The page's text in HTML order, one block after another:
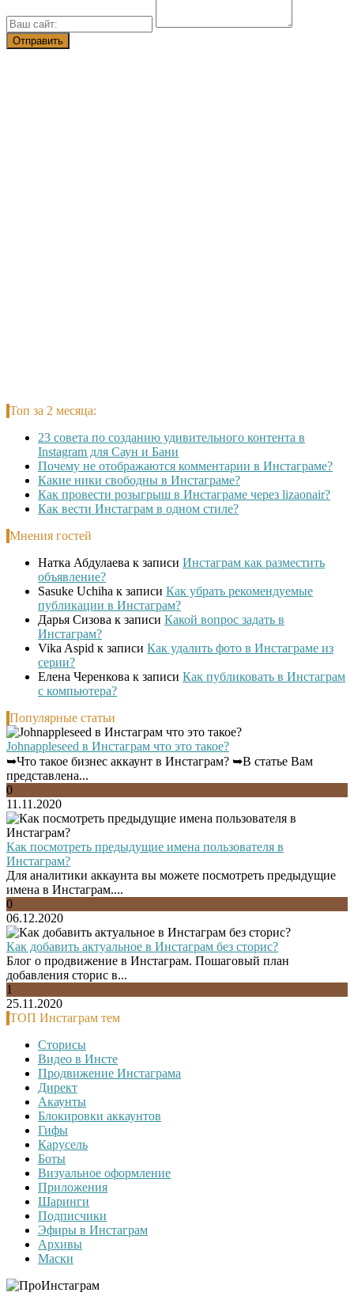
Топ за 2 месяца:
23 совета по созданию удивительного контента в
Instagram для Саун и Бани
Почему не отображаются комментарии в Инстаграме?
Какие ники свободны в Инстаграме?
Как провести розыгрыш в Инстаграме через lizaonair?
Как вести Инстаграм в одном стиле?
Мнения гостей
Натка Абдулаева к записи Инстаграм как разместить
объявление?
Sasuke Uchiha к записи Как убрать рекомендуемые
публикации в Инстаграм?
Дарья Сизова к записи Какой вопрос задать в
Инстаграм?
Vika Aspid к записи Как удалить фото в Инстаграме из
серии?
Елена Черенкова к записи Как публиковать в Инстаграм
с компьютера?
Популярные статьи
Johnappleseed в Инстаграм что это такое?
➥Что такое бизнес аккаунт в Инстаграм? ➥В статье Вам
представлена...
0
11.11.2020
Как посмотреть предыдущие имена пользователя в
Инстаграм?
Для аналитики аккаунта вы можете посмотреть предыдущие
имена в Инстаграм....
0
06.12.2020
Как добавить актуальное в Инстаграм без сторис?
Блог о продвижение в Инстаграм. Пошаговый план
добавления сторис в...
1
25.11.2020
ТОП Инстаграм тем
Сторисы
Видео в Инсте
Продвижение Инстаграма
Директ
Акаунты
Блокировки аккаунтов
Гифы
Карусель
Боты
Визуальное оформление
Приложения
Шаринги
Подписчики
Эфиры в Инстаграм
Архивы
Маски